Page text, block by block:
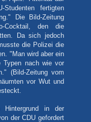
fertigten
Die Bild-Zeitung
Cocktail, den die
Da sich jedoch
die Polizei die
"Man wird aber ein
Typen nach wie vor
(Bild-Zeitung vom
vor Wut und
in der
der CDU gefordert